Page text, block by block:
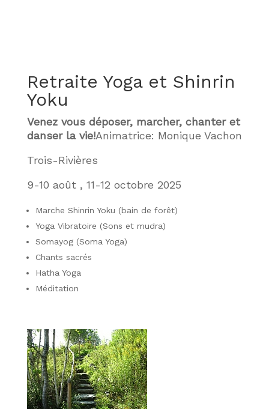
Retraite Yoga et Shinrin
Yoku
Venez vous déposer, marcher, chanter et
danser la vie!Animatrice: Monique Vachon
Trois-Rivières
9-10 août , 11-12 octobre 2025
Marche Shinrin Yoku (bain de forêt)
Yoga Vibratoire (Sons et mudra)
Somayog (Soma Yoga)
Chants sacrés
Hatha Yoga
Méditation